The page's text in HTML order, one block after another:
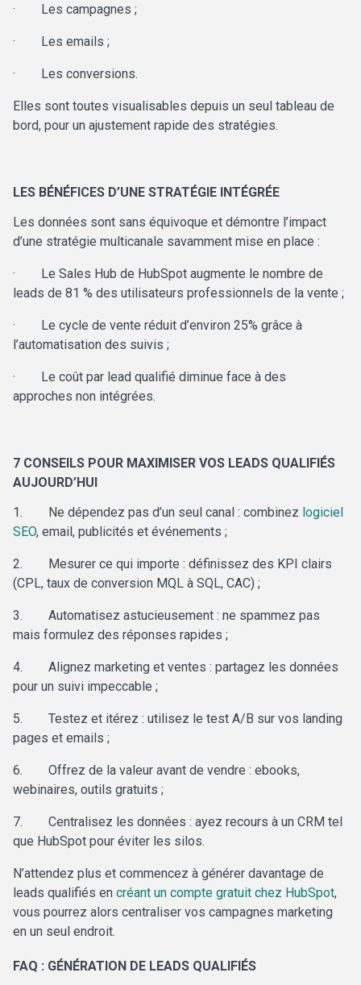
· Les campagnes ;
· Les emails ;
· Les conversions.
Elles sont toutes visualisables depuis un seul tableau de
bord, pour un ajustement rapide des stratégies.
LES BÉNÉFICES D’UNE STRATÉGIE INTÉGRÉE
Les données sont sans équivoque et démontre l’impact
d’une stratégie multicanale savamment mise en place :
· Le Sales Hub de HubSpot augmente le nombre de
leads de 81 % des utilisateurs professionnels de la vente ;
· Le cycle de vente réduit d’environ 25% grâce à
l’automatisation des suivis ;
· Le coût par lead qualifié diminue face à des
approches non intégrées.
7 CONSEILS POUR MAXIMISER VOS LEADS QUALIFIÉS
AUJOURD’HUI
1. Ne dépendez pas d’un seul canal : combinez logiciel
SEO, email, publicités et événements ;
2. Mesurer ce qui importe : définissez des KPI clairs
(CPL, taux de conversion MQL à SQL, CAC) ;
3. Automatisez astucieusement : ne spammez pas
mais formulez des réponses rapides ;
4. Alignez marketing et ventes : partagez les données
pour un suivi impeccable ;
5. Testez et itérez : utilisez le test A/B sur vos landing
pages et emails ;
6. Offrez de la valeur avant de vendre : ebooks,
webinaires, outils gratuits ;
7. Centralisez les données : ayez recours à un CRM tel
que HubSpot pour éviter les silos.
N’attendez plus et commencez à générer davantage de
leads qualifiés en créant un compte gratuit chez HubSpot,
vous pourrez alors centraliser vos campagnes marketing
en un seul endroit.
FAQ : GÉNÉRATION DE LEADS QUALIFIÉS